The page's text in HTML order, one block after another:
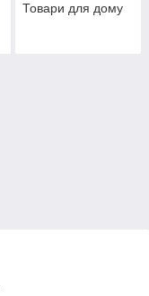
Товари для дому